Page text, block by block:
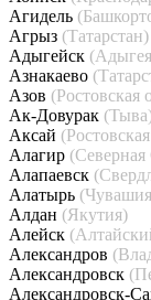
Агидель
Агрыз (Татарстан)
Адыгейск
Азнакаево
Азов (Ростовская
Ак-Довурак
Аксай
Алагир
Алапаевск
Алатырь
Алдан (Якутия)
Алейск
Александров
Александровск
Александровск-